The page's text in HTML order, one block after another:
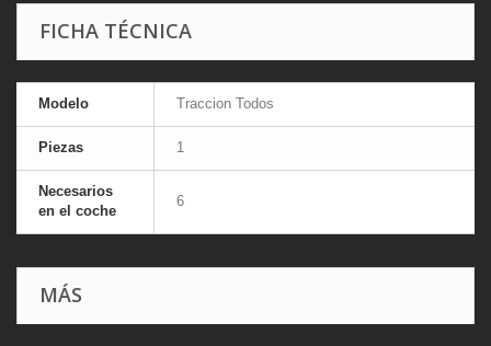
FICHA TÉCNICA
Modelo Traccion Todos
Piezas 1
Necesarios
en el coche
6
MÁS